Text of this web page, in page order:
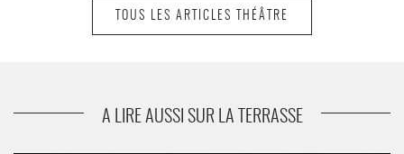
Enfance et adolescence de Jean Santeuil
TOUS LES ARTICLES THÉÂTRE
A LIRE AUSSI SUR LA TERRASSE